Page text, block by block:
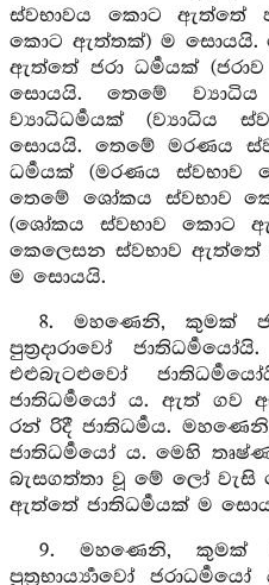
ස්වභාවය කොට ඇත්තේ
කොට ඇත්තක්) ම සොයයි.
ඇත්තේ ජරා ධර්‍මයක්
සොයයි. තෙමේ
ව්‍යාධිධර්‍මයක්
සොයයි. තෙමේ මරණය
ධර්‍මයක් (මරණය
තෙමේ ශෝකය ස්වභාව
(ශෝකය ස්වභාව කොට
කෙලෙසන ස්වභාව
ම සොයයි.
8. මහණෙනි, කුමක්
පුත්‍රදාරාවෝ
එළුබැටළුවෝ
ජාතිධර්‍මයෝ ය. ඇත් ගව
රන් රිදී ජාතිධර්‍මය.
ජාතිධර්‍මයෝ ය. මෙහි
බැසගත්තා වූ මේ ලෝ වැසි
ඇත්තේ ජාතිධර්‍මයක් ම
9. මහණෙනි, කුමක්
පුත්‍රභාර්‍ය්‍යාවෝ